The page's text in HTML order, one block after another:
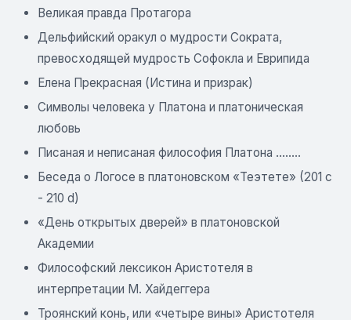
Великая правда Протагора
Дельфийский оракул о мудрости Сократа,
превосходящей мудрость Софокла и Еврипида
Елена Прекрасная (Истина и призрак)
Символы человека у Платона и платоническая
любовь
Писаная и неписаная философия Платона ........
Беседа о Логосе в платоновском «Теэтете» (201 с
- 210 d)
«День открытых дверей» в платоновской
Академии
Философский лексикон Аристотеля в
интерпретации М. Хайдеггера
Троянский конь, или «четыре вины» Аристотеля